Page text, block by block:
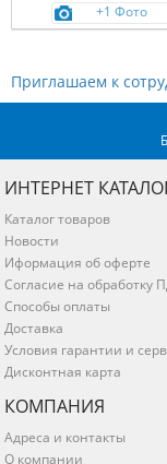
+1 Фото
Приглашаем к
ИНТЕРНЕТ
Каталог товаров
Новости
Иформация об оферте
Согласие на обработку
Способы оплаты
Доставка
Условия гарантии и
Дисконтная карта
КОМПАНИЯ
Адреса и контакты
О компании